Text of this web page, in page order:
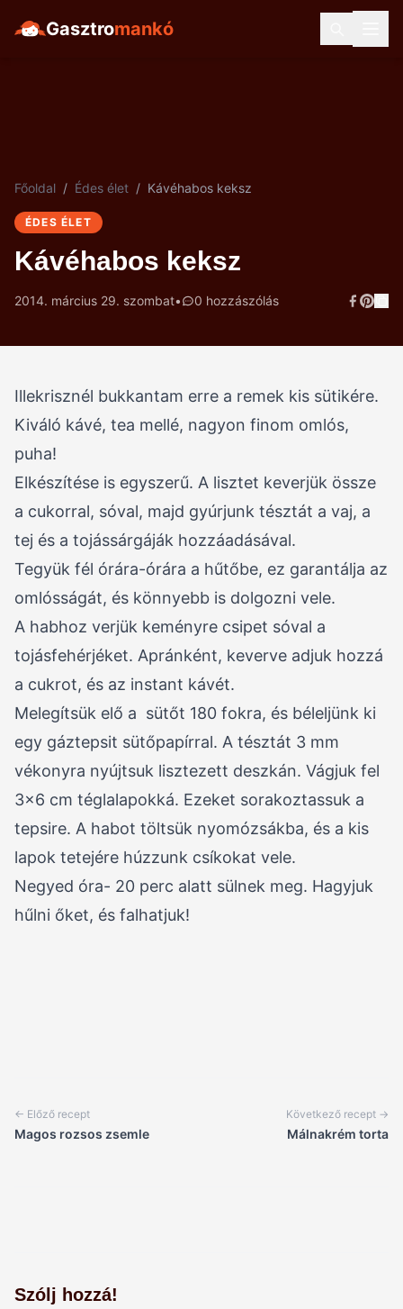
Gasztromankó
Főoldal / Édes élet / Kávéhabos keksz
ÉDES ÉLET
Kávéhabos keksz
2014. március 29. szombat• 0 hozzászólás
Illekrisznél bukkantam erre a remek kis sütikére.
Kiváló kávé, tea mellé, nagyon finom omlós,
puha!
Elkészítése is egyszerű. A lisztet keverjük össze
a cukorral, sóval, majd gyúrjunk tésztát a vaj, a
tej és a tojássárgáják hozzáadásával.
Tegyük fél órára-órára a hűtőbe, ez garantálja az
omlósságát, és könnyebb is dolgozni vele.
A habhoz verjük keményre csipet sóval a
tojásfehérjéket. Apránként, keverve adjuk hozzá
a cukrot, és az instant kávét.
Melegítsük elő a sütőt 180 fokra, és béleljünk ki
egy gáztepsit sütőpapírral. A tésztát 3 mm
vékonyra nyújtsuk lisztezett deszkán. Vágjuk fel
3×6 cm téglalapokká. Ezeket sorakoztassuk a
tepsire. A habot töltsük nyomózsákba, és a kis
lapok tetejére húzzunk csíkokat vele.
Negyed óra- 20 perc alatt sülnek meg. Hagyjuk
hűlni őket, és falhatjuk!
← Előző recept
Magos rozsos zsemle
Következő recept →
Málnakrém torta
Szólj hozzá!